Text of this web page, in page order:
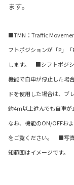
ます。
■TMN：Traffic
フトポジションが「P」
します。 ■シフトポジシ
機能で自車が停止した場
ドを使用した場合は、
約4m以上進んでも自車が
なお、機能のON/OFFお
をご覧ください。 ■写
知範囲はイメージです。